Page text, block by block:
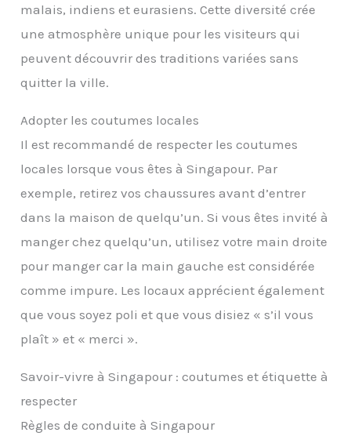
malais, indiens et eurasiens. Cette diversité crée
une atmosphère unique pour les visiteurs qui
peuvent découvrir des traditions variées sans
quitter la ville.
Adopter les coutumes locales
Il est recommandé de respecter les coutumes
locales lorsque vous êtes à Singapour. Par
exemple, retirez vos chaussures avant d’entrer
dans la maison de quelqu’un. Si vous êtes invité à
manger chez quelqu’un, utilisez votre main droite
pour manger car la main gauche est considérée
comme impure. Les locaux apprécient également
que vous soyez poli et que vous disiez « s’il vous
plaît » et « merci ».
Savoir-vivre à Singapour : coutumes et étiquette à
respecter
Règles de conduite à Singapour